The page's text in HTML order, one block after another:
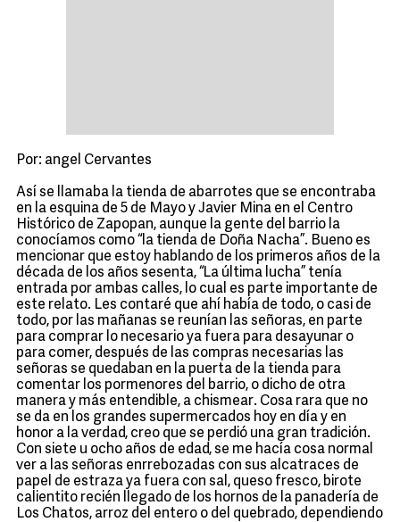
Por: angel Cervantes
Así se llamaba la tienda de abarrotes que se encontraba
en la esquina de 5 de Mayo y Javier Mina en el Centro
Histórico de Zapopan, aunque la gente del barrio la
conocíamos como “la tienda de Doña Nacha”. Bueno es
mencionar que estoy hablando de los primeros años de la
década de los años sesenta, “La última lucha” tenía
entrada por ambas calles, lo cual es parte importante de
este relato. Les contaré que ahí había de todo, o casi de
todo, por las mañanas se reunían las señoras, en parte
para comprar lo necesario ya fuera para desayunar o
para comer, después de las compras necesarias las
señoras se quedaban en la puerta de la tienda para
comentar los pormenores del barrio, o dicho de otra
manera y más entendible, a chismear. Cosa rara que no
se da en los grandes supermercados hoy en día y en
honor a la verdad, creo que se perdió una gran tradición.
Con siete u ocho años de edad, se me hacía cosa normal
ver a las señoras enrrebozadas con sus alcatraces de
papel de estraza ya fuera con sal, queso fresco, birote
calientito recién llegado de los hornos de la panadería de
Los Chatos, arroz del entero o del quebrado, dependiendo